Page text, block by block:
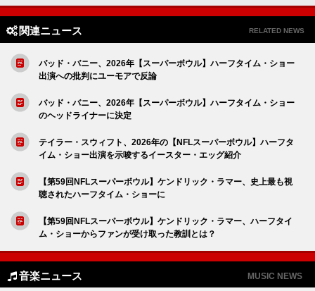
関連ニュース RELATED NEWS
バッド・バニー、2026年【スーパーボウル】ハーフタイム・ショー
出演への批判にユーモアで反論
バッド・バニー、2026年【スーパーボウル】ハーフタイム・ショー
のヘッドライナーに決定
テイラー・スウィフト、2026年の【NFLスーパーボウル】ハーフタ
イム・ショー出演を示唆するイースター・エッグ紹介
【第59回NFLスーパーボウル】ケンドリック・ラマー、史上最も視
聴されたハーフタイム・ショーに
【第59回NFLスーパーボウル】ケンドリック・ラマー、ハーフタイ
ム・ショーからファンが受け取った教訓とは？
音楽ニュース MUSIC NEWS